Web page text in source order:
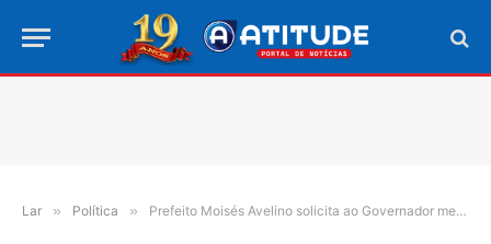
Lar » Política » Prefeito Moisés Avelino solicita ao Governador melhorias no Hospital Regional de Paraíso